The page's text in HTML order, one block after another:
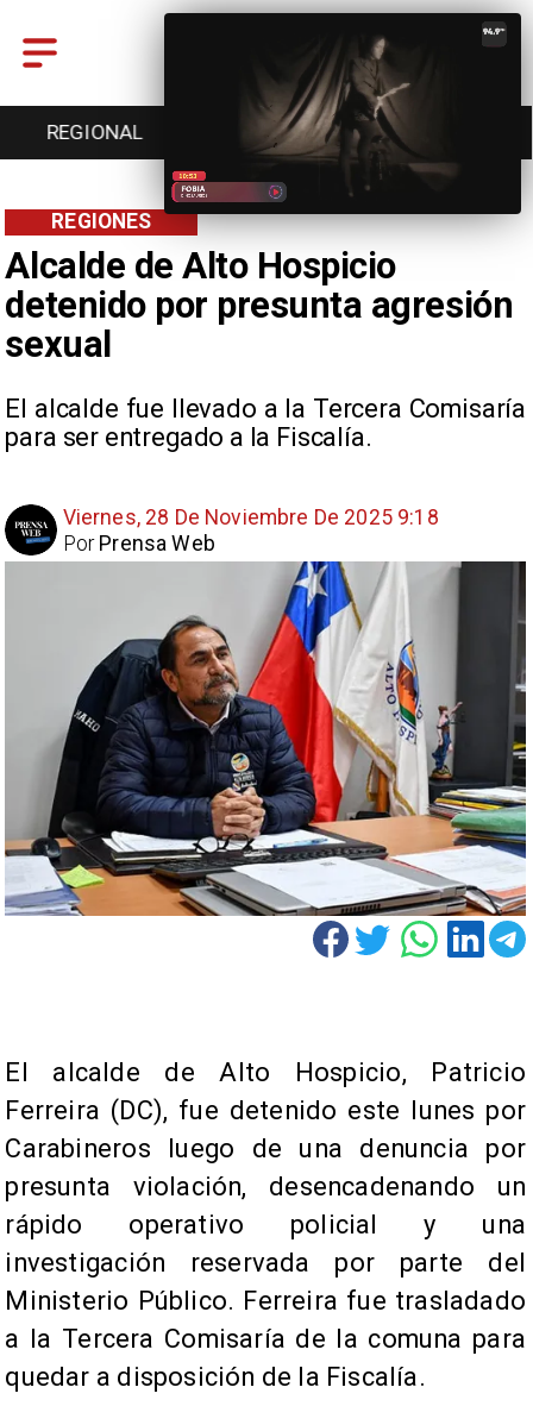
REGIONAL ENTRETENCIÓN DEPORTES
Alcalde de Alto Hospicio
detenido por presunta agresión
sexual
El alcalde fue llevado a la Tercera Comisaría
para ser entregado a la Fiscalía.
REGIONES
Viernes, 28 De Noviembre De 2025 9:18
Prensa Web
Por
El alcalde de Alto Hospicio, Patricio
Ferreira (DC), fue detenido este lunes por
Carabineros luego de una denuncia por
presunta violación, desencadenando un
rápido operativo policial y una
investigación reservada por parte del
Ministerio Público. Ferreira fue trasladado
a la Tercera Comisaría de la comuna para
quedar a disposición de la Fiscalía.